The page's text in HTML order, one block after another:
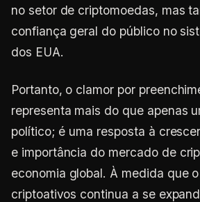
no setor de criptomoedas, mas
confiança geral do público no
dos EUA.
Portanto, o clamor por
representa mais do que apenas
político; é uma resposta à
e importância do mercado de
economia global. À medida que
criptoativos continua a se